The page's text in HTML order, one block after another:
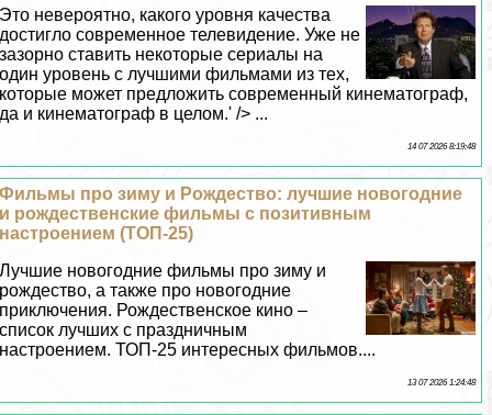
Это невероятно, какого уровня качества
достигло современное телевидение. Уже не
зазорно ставить некоторые сериалы на
один уровень с лучшими фильмами из тех,
которые может предложить современный кинематограф,
да и кинематограф в целом.' /> ...
14 07 2026 8:19:48
Фильмы про зиму и Рождество: лучшие новогодние
и рождественские фильмы с позитивным
настроением (ТОП-25)
Лучшие новогодние фильмы про зиму и
рождество, а также про новогодние
приключения. Рождественское кино –
список лучших с праздничным
настроением. ТОП-25 интересных фильмов....
13 07 2026 1:24:48